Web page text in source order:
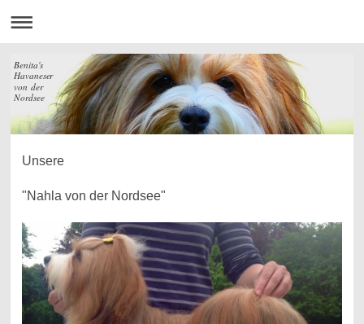
Benita's
Havaneser
von der
Nordsee
Unsere
"Nahla von der Nordsee"